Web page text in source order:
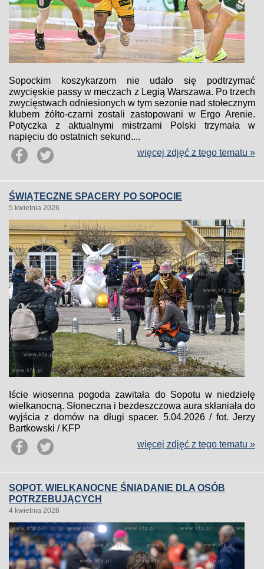
Sopockim koszykarzom nie udało się podtrzymać
zwycięskie passy w meczach z Legią Warszawa. Po trzech
zwycięstwach odniesionych w tym sezonie nad stołecznym
klubem żółto-czarni zostali zastopowani w Ergo Arenie.
Potyczka z aktualnymi mistrzami Polski trzymała w
napięciu do ostatnich sekund....
więcej zdjęć z tego tematu »
ŚWIĄTECZNE SPACERY PO SOPOCIE
5 kwietnia 2026
Iście wiosenna pogoda zawitała do Sopotu w niedzielę
wielkanocną. Słoneczna i bezdeszczowa aura skłaniała do
wyjścia z domów na długi spacer. 5.04.2026 / fot. Jerzy
Bartkowski / KFP
więcej zdjęć z tego tematu »
SOPOT. WIELKANOCNE ŚNIADANIE DLA OSÓB
POTRZEBUJĄCYCH
4 kwietnia 2026